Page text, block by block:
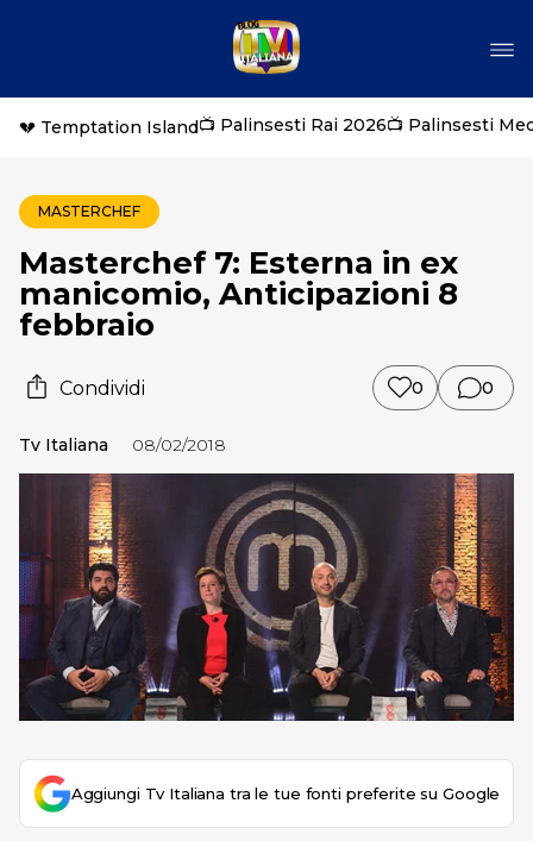
💔 Temptation Island📺 Palinsesti Rai 2026📺 Palinsesti
MASTERCHEF
Masterchef 7: Esterna in ex
manicomio, Anticipazioni 8
febbraio
Condividi 0 0
Tv Italiana 08/02/2018
Aggiungi Tv Italiana tra le tue fonti preferite su Google